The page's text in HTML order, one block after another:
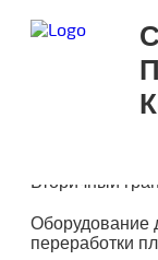
Вторичный
Оборудование
переработки